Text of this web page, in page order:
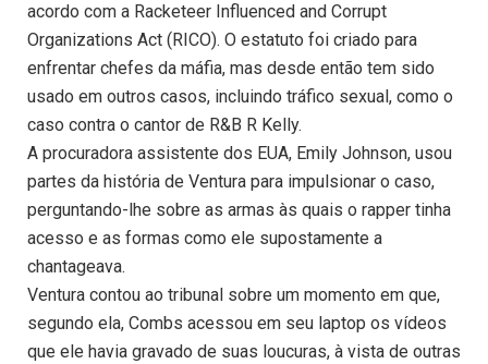
acordo com a Racketeer Influenced and Corrupt
Organizations Act (RICO). O estatuto foi criado para
enfrentar chefes da máfia, mas desde então tem sido
usado em outros casos, incluindo tráfico sexual, como o
caso contra o cantor de R&B R Kelly.
A procuradora assistente dos EUA, Emily Johnson, usou
partes da história de Ventura para impulsionar o caso,
perguntando-lhe sobre as armas às quais o rapper tinha
acesso e as formas como ele supostamente a
chantageava.
Ventura contou ao tribunal sobre um momento em que,
segundo ela, Combs acessou em seu laptop os vídeos
que ele havia gravado de suas loucuras, à vista de outras